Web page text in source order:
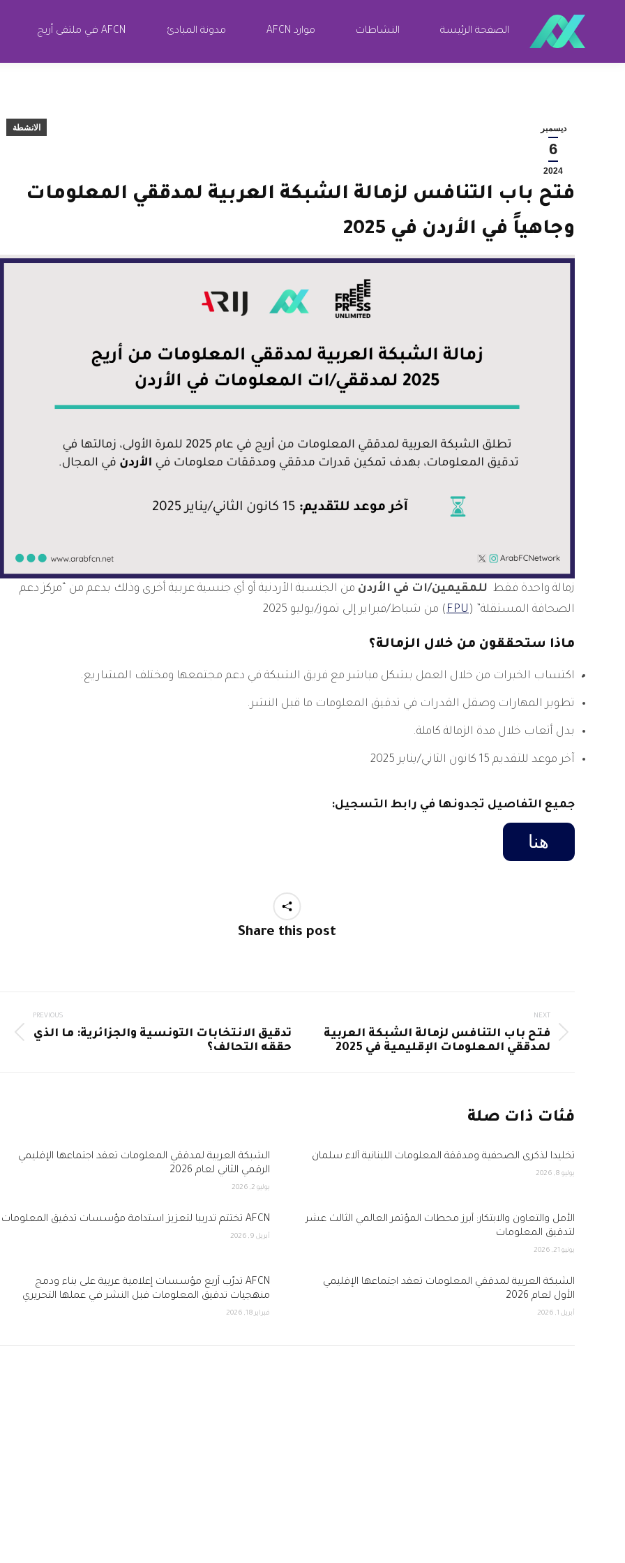
الصفحة الرئيسة النشاطات موارد AFCN مدونة المبادئ AFCN في ملتقى أريج
ديسمبر
6
2024
الانشطة
فتح باب التنافس لزمالة الشبكة العربية لمدققي المعلومات
وجاهياً في الأردن في 2025
زمالة واحدة فقط للمقيمين/ات في الأردن من الجنسية الأردنية أو أي جنسية عربية أخرى وذلك بدعم من “مركز دعم
الصحافة المستقلة” (FPU) من شباط/فبراير إلى تموز/يوليو 2025
ماذا ستحققون من خلال الزمالة؟
اكتساب الخبرات من خلال العمل بشكل مباشر مع فريق الشبكة في دعم مجتمعها ومختلف المشاريع.
تطوير المهارات وصقل القدرات في تدقيق المعلومات ما قبل النشر.
بدل أتعاب خلال مدة الزمالة كاملة.
آخر موعد للتقديم 15 كانون الثاني/يناير 2025
جميع التفاصيل تجدونها في رابط التسجيل:
هنا
Share this post
Post
navigation
PREVIOUS
تدقيق الانتخابات التونسية والجزائرية: ما الذي
حققه التحالف؟
NEXT
Next
post:
فتح باب التنافس لزمالة الشبكة العربية
لمدققي المعلومات الإقليمية في 2025
فئات ذات صلة
تخليداً لذكرى الصحفية ومدققة المعلومات اللبنانية آلاء سلمان
يوليو 8, 2026
الشبكة العربية لمدققي المعلومات تعقد اجتماعها الإقليمي
الرقمي الثاني لعام 2026
يوليو 2, 2026
الأمل والتعاون والابتكار: أبرز محطات المؤتمر العالمي الثالث عشر
لتدقيق المعلومات
يونيو 21, 2026
AFCN تختتم تدريباً لتعزيز استدامة مؤسسات تدقيق المعلومات
أبريل 9, 2026
الشبكة العربية لمدققي المعلومات تعقد اجتماعها الإقليمي
الأول لعام 2026
أبريل 1, 2026
AFCN تدرّب أربع مؤسسات إعلامية عربية على بناء ودمج
منهجيات تدقيق المعلومات قبل النشر في عملها التحريري
فبراير 18, 2026